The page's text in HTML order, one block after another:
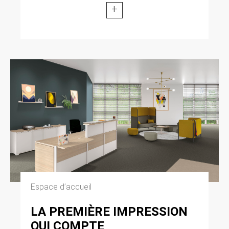
+
Espace d’accueil
LA PREMIÈRE IMPRESSION
QUI COMPTE
modifiée par la loi n° 2004-801 du 6 août 2004
relative à l’informatique, aux fichiers et aux
11. LEXIQUE.
Utilisateur : Internaute se connectant, utilisant
le site susnommé. Informations personnelles :
« les informations qui permettent, sous quelque
forme que ce soit, directement ou non,
l’identification des personnes physiques
auxquelles elles s’appliquent » (article 4 de la
loi n° 78-17 du 6 janvier 1978).